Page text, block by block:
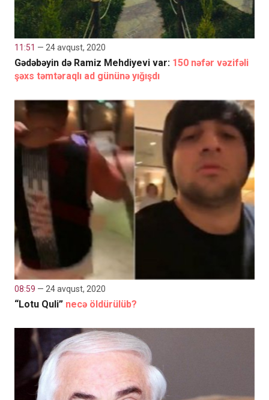
11:51 — 24 avqust, 2020
Gədəbəyin də Ramiz Mehdiyevi var: 150 nəfər vəzifəli
şəxs təmtəraqlı ad gününə yığışdı
08:59 — 24 avqust, 2020
“Lotu Quli” necə öldürülüb?